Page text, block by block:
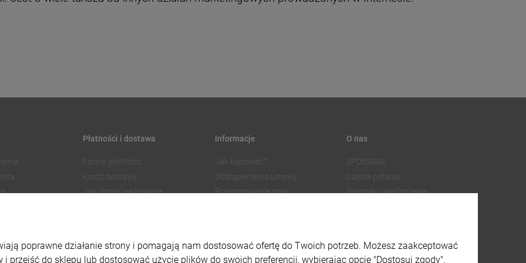
Płatności i dostawa
Formy płatności
Koszt dostawy
Jak złożyć reklamację
Informacje
Jak kupować?
Odstąpienie od umowy
Przygotowanie prac
Ustawienia plików cookies
O nas
SPDESIGN
Częste pytania
Nagrody i wyróżnienia
X
poprawne działanie strony i pomagają nam dostosować ofertę do Twoich potrzeb. Możesz zaakceptować
przejść do sklepu lub dostosować użycie plików do swoich preferencji, wybierając opcję "Dostosuj zgody".